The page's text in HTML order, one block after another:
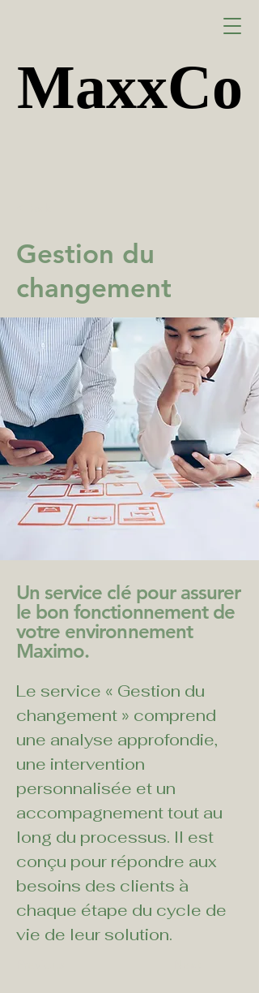
MaxxCo
MaxxCo
Gestion du
changement
Un service clé pour assurer
le bon fonctionnement de
votre environnement
Maximo.
Le service « Gestion du
changement » comprend
une analyse approfondie,
une intervention
personnalisée et un
accompagnement tout au
long du processus. Il est
conçu pour répondre aux
besoins des clients à
chaque étape du cycle de
vie de leur solution.